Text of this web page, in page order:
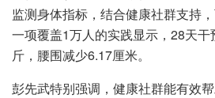
监测身体指标，结合健康社群支持
一项覆盖1万人的实践显示，28天
斤，腰围减少6.17厘米。
彭先武特别强调，健康社群能有效